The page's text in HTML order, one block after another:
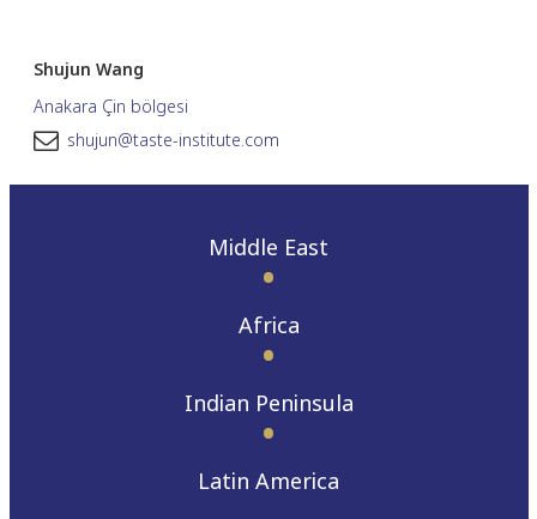
Shujun Wang
Anakara Çin bölgesi
shujun@taste-institute.com
Middle East
Africa
Indian Peninsula
Latin America